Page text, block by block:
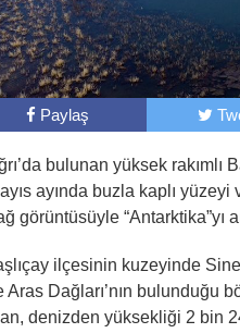
Paylaş
bulunan yüksek rakımlı
ayında buzla kaplı yüzeyi
görüntüsüyle “Antarktika”yı
ilçesinin kuzeyinde
Aras Dağları’nın bulunduğu
denizden yüksekliği 2 bin